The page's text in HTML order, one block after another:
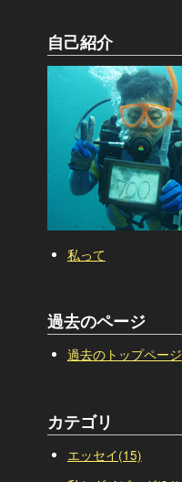
自己紹介
私って
過去のページ
過去のトップページ
カテゴリ
エッセイ(15)